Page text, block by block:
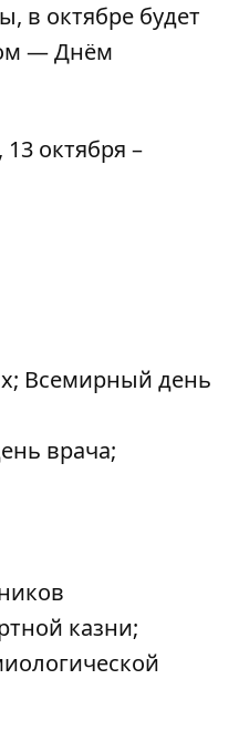
в октябре будет
— Днём
октября –
Всемирный день
врача;
казни;